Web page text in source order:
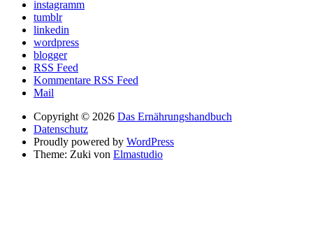
instagramm
tumblr
linkedin
wordpress
blogger
RSS Feed
Kommentare RSS Feed
Mail
Copyright © 2026 Das Ernährungshandbuch
Datenschutz
Proudly powered by WordPress
Theme: Zuki von Elmastudio